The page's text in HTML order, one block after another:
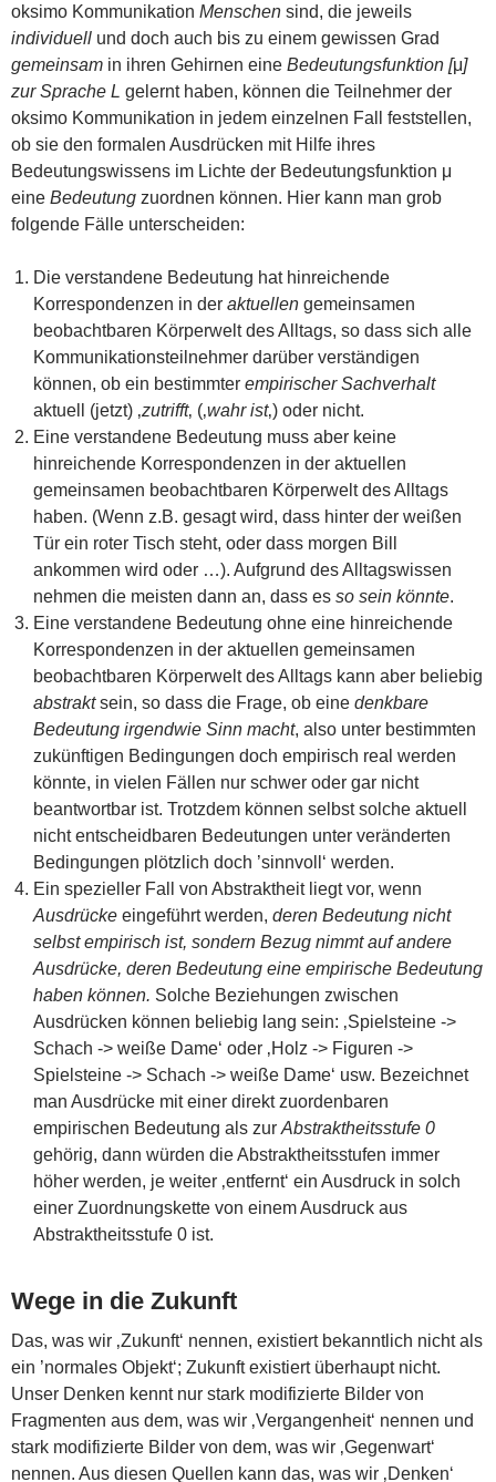
oksimo Kommunikation Menschen sind, die jeweils
individuell und doch auch bis zu einem gewissen Grad
gemeinsam in ihren Gehirnen eine Bedeutungsfunktion [μ]
zur Sprache L gelernt haben, können die Teilnehmer der
oksimo Kommunikation in jedem einzelnen Fall feststellen,
ob sie den formalen Ausdrücken mit Hilfe ihres
Bedeutungswissens im Lichte der Bedeutungsfunktion μ
eine Bedeutung zuordnen können. Hier kann man grob
folgende Fälle unterscheiden:
Die verstandene Bedeutung hat hinreichende
Korrespondenzen in der aktuellen gemeinsamen
beobachtbaren Körperwelt des Alltags, so dass sich alle
Kommunikationsteilnehmer darüber verständigen
können, ob ein bestimmter empirischer Sachverhalt
aktuell (jetzt) ‚zutrifft‚ (‚wahr ist‚) oder nicht.
Eine verstandene Bedeutung muss aber keine
hinreichende Korrespondenzen in der aktuellen
gemeinsamen beobachtbaren Körperwelt des Alltags
haben. (Wenn z.B. gesagt wird, dass hinter der weißen
Tür ein roter Tisch steht, oder dass morgen Bill
ankommen wird oder …). Aufgrund des Alltagswissen
nehmen die meisten dann an, dass es so sein könnte.
Eine verstandene Bedeutung ohne eine hinreichende
Korrespondenzen in der aktuellen gemeinsamen
beobachtbaren Körperwelt des Alltags kann aber beliebig
abstraktsein, so dass die Frage, ob eine denkbare
Bedeutung irgendwie Sinn macht, also unter bestimmten
zukünftigen Bedingungen doch empirisch real werden
könnte, in vielen Fällen nur schwer oder gar nicht
beantwortbar ist. Trotzdem können selbst solche aktuell
nicht entscheidbaren Bedeutungen unter veränderten
Bedingungen plötzlich doch ’sinnvoll‘ werden.
Ein spezieller Fall von Abstraktheit liegt vor, wenn
Ausdrücke eingeführt werden, deren Bedeutung nicht
selbst empirisch ist, sondern Bezug nimmt auf andere
Ausdrücke, deren Bedeutung eine empirische Bedeutung
haben können. Solche Beziehungen zwischen
Ausdrücken können beliebig lang sein: ‚Spielsteine ->
Schach -> weiße Dame‘ oder ‚Holz -> Figuren ->
Spielsteine -> Schach -> weiße Dame‘ usw. Bezeichnet
man Ausdrücke mit einer direkt zuordenbaren
empirischen Bedeutung als zur Abstraktheitsstufe 0
gehörig, dann würden die Abstraktheitsstufen immer
höher werden, je weiter ‚entfernt‘ ein Ausdruck in solch
einer Zuordnungskette von einem Ausdruck aus
Abstraktheitsstufe 0 ist.
Wege in die Zukunft
Das, was wir ‚Zukunft‘ nennen, existiert bekanntlich nicht als
ein ’normales Objekt‘; Zukunft existiert überhaupt nicht.
Unser Denken kennt nur stark modifizierte Bilder von
Fragmenten aus dem, was wir ‚Vergangenheit‘ nennen und
stark modifizierte Bilder von dem, was wir ‚Gegenwart‘
nennen. Aus diesen Quellen kann das, was wir ‚Denken‘